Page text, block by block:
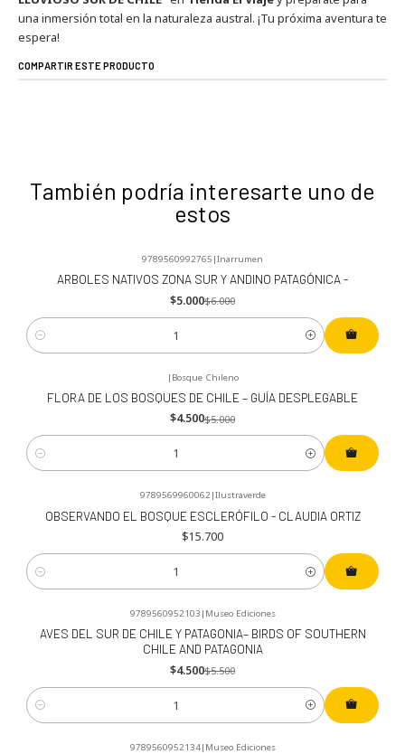
una inmersión total en la naturaleza austral. ¡Tu próxima aventura te
espera!
COMPARTIR ESTE PRODUCTO
También podría interesarte uno de
estos
-17%OFF
9789560992765 |Inarrumen
ARBOLES NATIVOS ZONA SUR Y ANDINO PATAGÓNICA -
$5.000$6.000
Cantidad
-10%OFF
| Bosque Chileno
FLORA DE LOS BOSQUES DE CHILE – GUÍA DESPLEGABLE
$4.500$5.000
Cantidad
9789569960062|Ilustraverde
OBSERVANDO EL BOSQUE ESCLERÓFILO - CLAUDIA ORTIZ
$15.700
Cantidad
-18% OFF
9789560952103 | Museo Ediciones
AVES DEL SUR DE CHILE Y PATAGONIA– BIRDS OF SOUTHERN
CHILE AND PATAGONIA
$4.500$5.500
Cantidad
9789560952134| Museo Ediciones